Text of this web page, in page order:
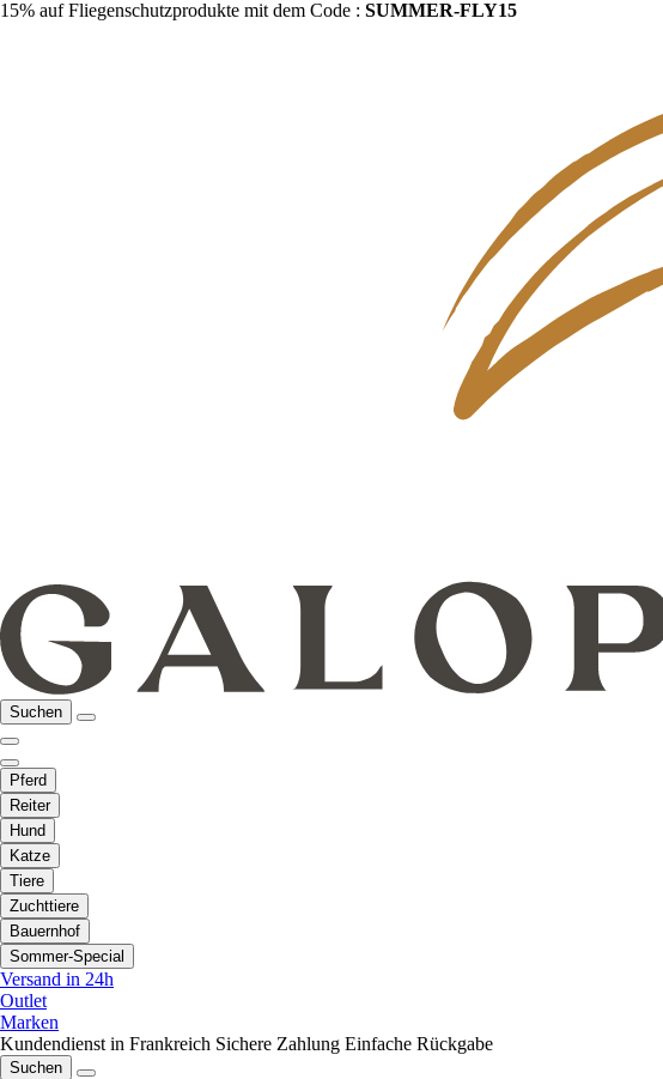
15% auf Fliegenschutzprodukte mit dem Code : SUMMER-FLY15
Suchen
Pferd
Reiter
Hund
Katze
Tiere
Zuchttiere
Bauernhof
Sommer-Special
Versand in 24h
Outlet
Marken
Kundendienst in Frankreich Sichere Zahlung Einfache Rückgabe
Suchen